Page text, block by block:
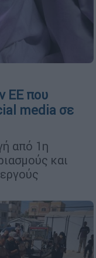
ΕΕ που
media σε
από 1η
και